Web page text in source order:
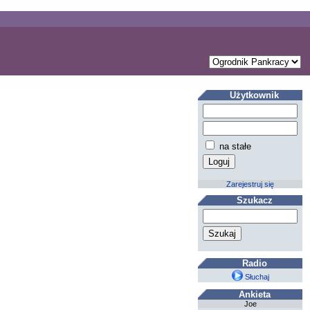
Użytkownik
na stałe
Zarejestruj się
Szukacz
Radio
Słuchaj
Ankieta
Joe